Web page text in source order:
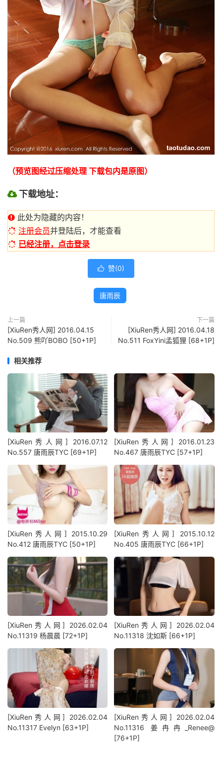
（预览图经过压缩处理 下载包内是原图）
下载地址：
此处为隐藏的内容！
注册会员并登陆后，才能查看
已经注册，点击登录
 赞(0)
唐雨辰
上一篇
[XiuRen秀人网] 2016.04.15
No.509 熊吖BOBO [50+1P]
下一篇
[XiuRen秀人网] 2016.04.18
No.511 FoxYini孟狐狸 [68+1P]
相关推荐
[XiuRen秀人网] 2016.07.12
No.557 唐雨辰TYC [69+1P]
[XiuRen秀人网] 2016.01.23
No.467 唐雨辰TYC [57+1P]
[XiuRen秀人网] 2015.10.29
No.412 唐雨辰TYC [50+1P]
[XiuRen秀人网] 2015.10.12
No.405 唐雨辰TYC [66+1P]
[XiuRen秀人网] 2026.02.04
No.11319 杨晨晨 [72+1P]
[XiuRen秀人网] 2026.02.04
No.11318 沈如斯 [66+1P]
[XiuRen秀人网] 2026.02.04
No.11317 Evelyn [63+1P]
[XiuRen秀人网] 2026.02.04
No.11316 姜冉冉_Renee@
[76+1P]